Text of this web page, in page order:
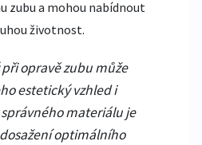
zubu a mohou nabídnout
životnost.
opravě zubu může
estetický vzhled i
materiálu je
optimálního